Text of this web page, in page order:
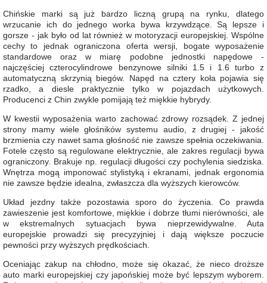
Chińskie marki są już bardzo liczną grupą na rynku, dlatego
wrzucanie ich do jednego worka bywa krzywdzące. Są lepsze i
gorsze - jak było od lat również w motoryzacji europejskiej. Wspólne
cechy to jednak ograniczona oferta wersji, bogate wyposażenie
standardowe oraz w miarę podobne jednostki napędowe -
najczęściej czterocylindrowe benzynowe silniki 1.5 i 1.6 turbo z
automatyczną skrzynią biegów. Napęd na cztery koła pojawia się
rzadko, a diesle praktycznie tylko w pojazdach użytkowych.
Producenci z Chin zwykle pomijają też miękkie hybrydy.
W kwestii wyposażenia warto zachować zdrowy rozsądek. Z jednej
strony mamy wiele głośników systemu audio, z drugiej - jakość
brzmienia czy nawet sama głośność nie zawsze spełnia oczekiwania.
Fotele często są regulowane elektrycznie, ale zakres regulacji bywa
ograniczony. Brakuje np. regulacji długości czy pochylenia siedziska.
Wnętrza mogą imponować stylistyką i ekranami, jednak ergonomia
nie zawsze będzie idealna, zwłaszcza dla wyższych kierowców.
Układ jezdny także pozostawia sporo do życzenia. Co prawda
zawieszenie jest komfortowe, miękkie i dobrze tłumi nierówności, ale
w ekstremalnych sytuacjach bywa nieprzewidywalne. Auta
europejskie prowadzi się precyzyjniej i dają większe poczucie
pewności przy wyższych prędkościach.
Oceniając zakup na chłodno, może się okazać, że nieco droższe
auto marki europejskiej czy japońskiej może być lepszym wyborem.